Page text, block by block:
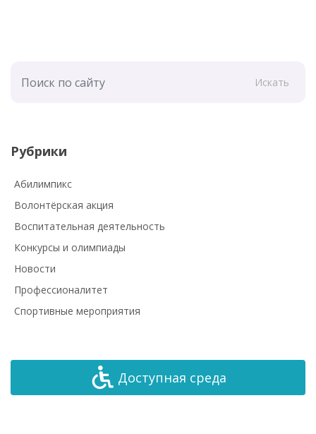
Искать
Рубрики
Абилимпикс
Волонтёрская акция
Воспитательная деятельность
Конкурсы и олимпиады
Новости
Профессионалитет
Спортивные мероприятия
Доступная среда